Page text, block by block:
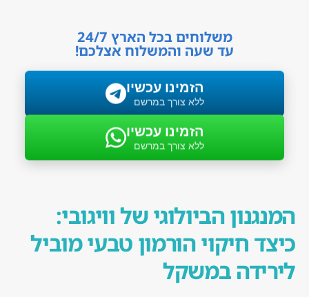
משלוחים בכל הארץ 24/7
עד שעה והמשלוח אצלכם!
הזמינו עכשיו
ללא צורך במרשם
הזמינו עכשיו
ללא צורך במרשם
המנגנון הביולוגי של וויגובי:
כיצד חיקוי הורמון טבעי מוביל
לירידה במשקל